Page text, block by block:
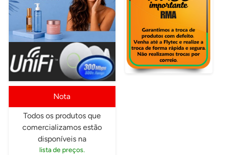
Nota
Todos os produtos que
comercializamos estão
disponíveis na
lista de preços.